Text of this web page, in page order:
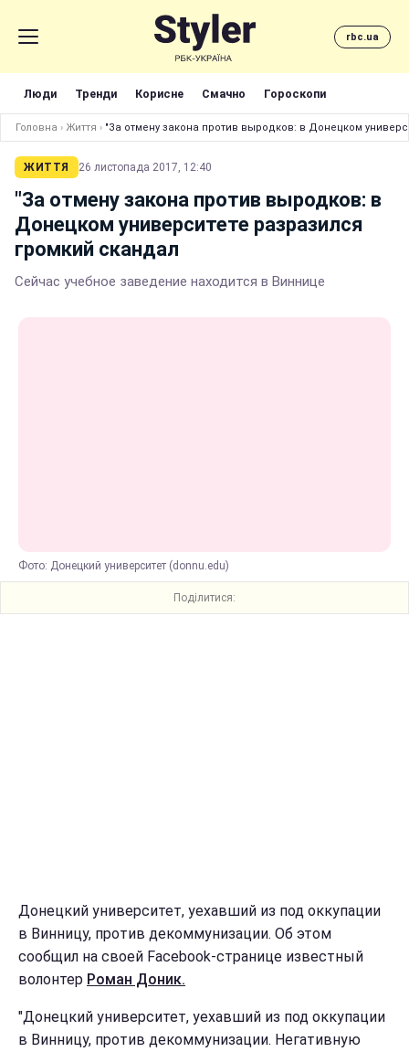
rbc.ua
Люди Тренди Корисне Смачно Гороскопи
Головна › Життя › "За отмену закона против выродков: в Донецком
ЖИТТЯ 26 листопада 2017, 12:40
"За отмену закона против выродков: в
Донецком университете разразился
громкий скандал
Сейчас учебное заведение находится в Виннице
Фото: Донецкий университет (donnu.edu)
Поділитися:
Донецкий университет, уехавший из под оккупации
в Винницу, против декоммунизации. Об этом
сообщил на своей Facebook-странице известный
волонтер Роман Доник.
"Донецкий университет, уехавший из под оккупации
в Винницу, против декоммунизации. Негативную